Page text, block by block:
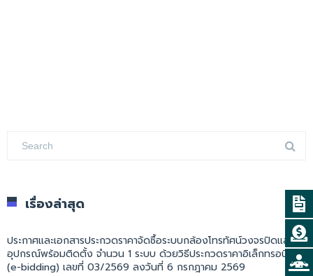
เรื่องล่าสุด
ประกาศและเอกสารประกวดราคาจัดซื้อระบบกล้องโทรทัศน์วงจรปิดและ
อุปกรณ์พร้อมติดตั้ง จำนวน 1 ระบบ ด้วยวิธีประกวดราคาอิเล็กทรอนิกส์
(e-bidding) เลขที่ 03/2569 ลงวันที่ 6 กรกฎาคม 2569